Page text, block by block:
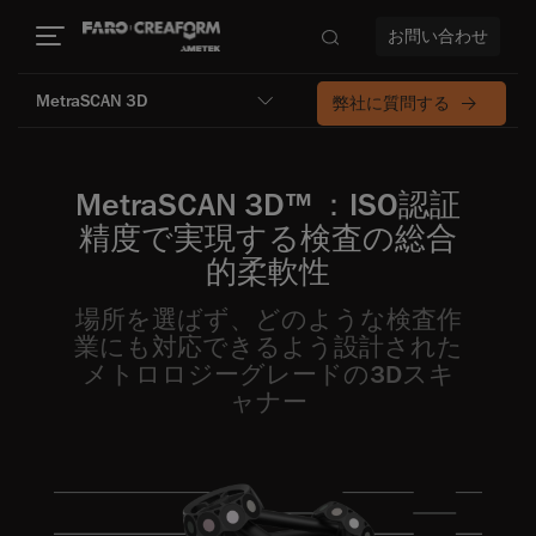
お問い合わせ
MetraSCAN 3D 弊社に質問する
MetraSCAN 3D™ ：ISO認証
精度で実現する検査の総合
的柔軟性
場所を選ばず、どのような検査作
業にも対応できるよう設計された
メトロロジーグレードの3Dスキ
ャナー